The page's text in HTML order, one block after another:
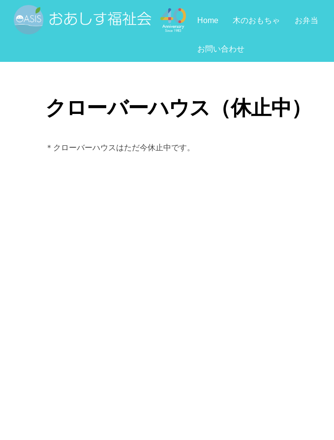
content
Home 木のおもちゃ お弁当
お問い合わせ
クローバーハウス（休止中）
＊クローバーハウスはただ今休止中です。